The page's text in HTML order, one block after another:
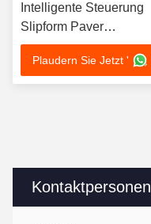
Kontaktpersonen
Intelligente Steuerung
Slipform Paver
Fahrzeug
Nivellierungssystem
Plaudern Sie Jetzt '